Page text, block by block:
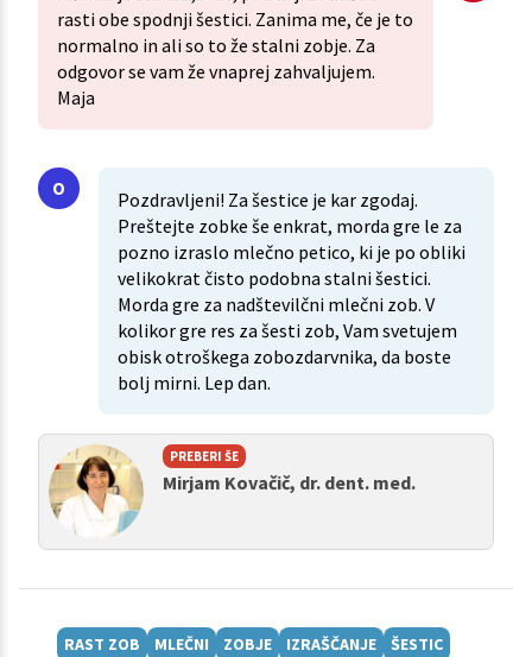
rasti obe spodnji šestici. Zanima me, če je to
normalno in ali so to že stalni zobje. Za
odgovor se vam že vnaprej zahvaljujem.
Maja
Pozdravljeni! Za šestice je kar zgodaj.
Preštejte zobke še enkrat, morda gre le za
pozno izraslo mlečno petico, ki je po obliki
velikokrat čisto podobna stalni šestici.
Morda gre za nadštevilčni mlečni zob. V
kolikor gre res za šesti zob, Vam svetujem
obisk otroškega zobozdarvnika, da boste
bolj mirni. Lep dan.
PREBERI ŠE
Mirjam Kovačič, dr. dent. med.
RAST ZOB MLEČNI ZOBJE IZRAŠČANJE
ŠESTIC